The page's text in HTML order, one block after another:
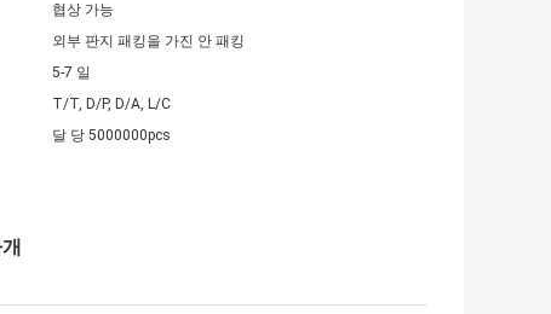
협상 가능
외부 판지 패킹을 가진 안 패킹
5-7 일
T/T, D/P, D/A, L/C
달 당 5000000pcs